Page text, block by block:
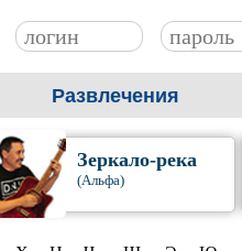
Развлечения
Зеркало-река
(Альфа)